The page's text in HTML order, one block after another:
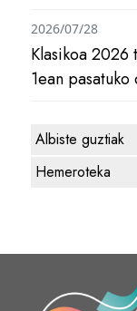
Klasikoa
1ean
2026/07/28
Albiste guztiak
Hemeroteka